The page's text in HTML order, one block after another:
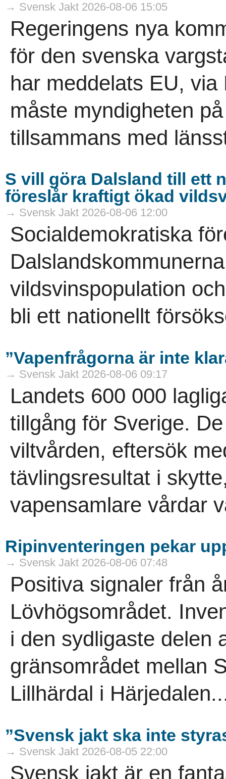
→ Svensk Jakt 2026-08-06 15:05
Regeringens nya
för den svenska
har meddelats EU,
måste myndigheten
tillsammans med
S vill göra Dalsland till ett
föreslår kraftigt ökad
→ Svensk Jakt 2026-08-06 12:00
Socialdemokratiska
vildsvinspopulation
bli ett nationellt
”Vapenfrågorna är inte
→ Svensk Jakt 2026-08-06 09:17
Landets 600 000
tillgång för Sverige.
viltvården, eftersök
tävlingsresultat i
vapensamlare vårdar
Ripinventeringen pekar
→ Svensk Jakt 2026-08-06 07:48
Positiva signaler från
Lövhögsområdet.
i den sydligaste delen
gränsområdet mellan
Lillhärdal i
”Svensk jakt ska inte
→ Svensk Jakt 2026-08-05 22:00
Svensk jakt är en